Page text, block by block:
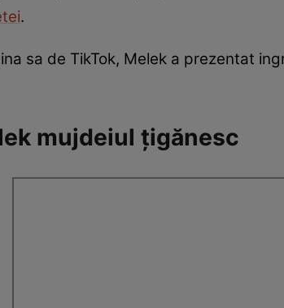
.
sa de TikTok, Melek a prezentat
mujdeiul țigănesc